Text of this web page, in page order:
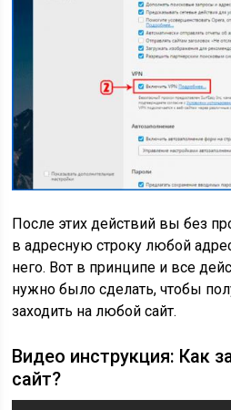
После этих действий вы без
в адресную строку любой
него. Вот в принципе и все
нужно было сделать, чтобы
заходить на любой сайт.
Видео инструкция: Как
сайт?